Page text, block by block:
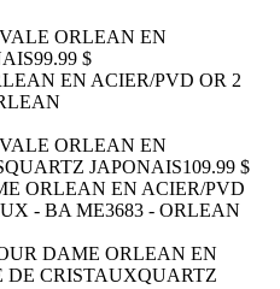
ORLEAN EN
99.99 $
ORLEAN EN
QUARTZ JAPONAIS109.99 $
DAME ORLEAN EN
DE CRISTAUXQUARTZ